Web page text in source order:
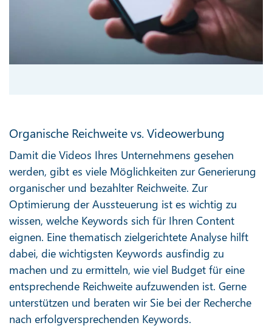
Organische Reichweite vs. Videowerbung
Damit die Videos Ihres Unternehmens gesehen
werden, gibt es viele Möglichkeiten zur Generierung
organischer und bezahlter Reichweite. Zur
Optimierung der Aussteuerung ist es wichtig zu
wissen, welche Keywords sich für Ihren Content
eignen. Eine thematisch zielgerichtete Analyse hilft
dabei, die wichtigsten Keywords ausfindig zu
machen und zu ermitteln, wie viel Budget für eine
entsprechende Reichweite aufzuwenden ist. Gerne
unterstützen und beraten wir Sie bei der Recherche
nach erfolgversprechenden Keywords.